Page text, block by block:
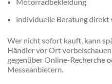
individuelle Beratung direkt
Wer nicht sofort kauft, kann
Händler vor Ort
gegenüber Online-Recherche
Messeanbietern.